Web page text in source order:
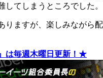
してしまうところでした。
りますが、楽しみながら配
は毎週木曜日更新！★